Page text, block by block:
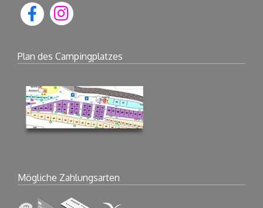
Plan des Campingplatzes
Mögliche Zahlungsarten